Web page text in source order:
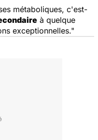
métaboliques, c'est-
à quelque
exceptionnelles."